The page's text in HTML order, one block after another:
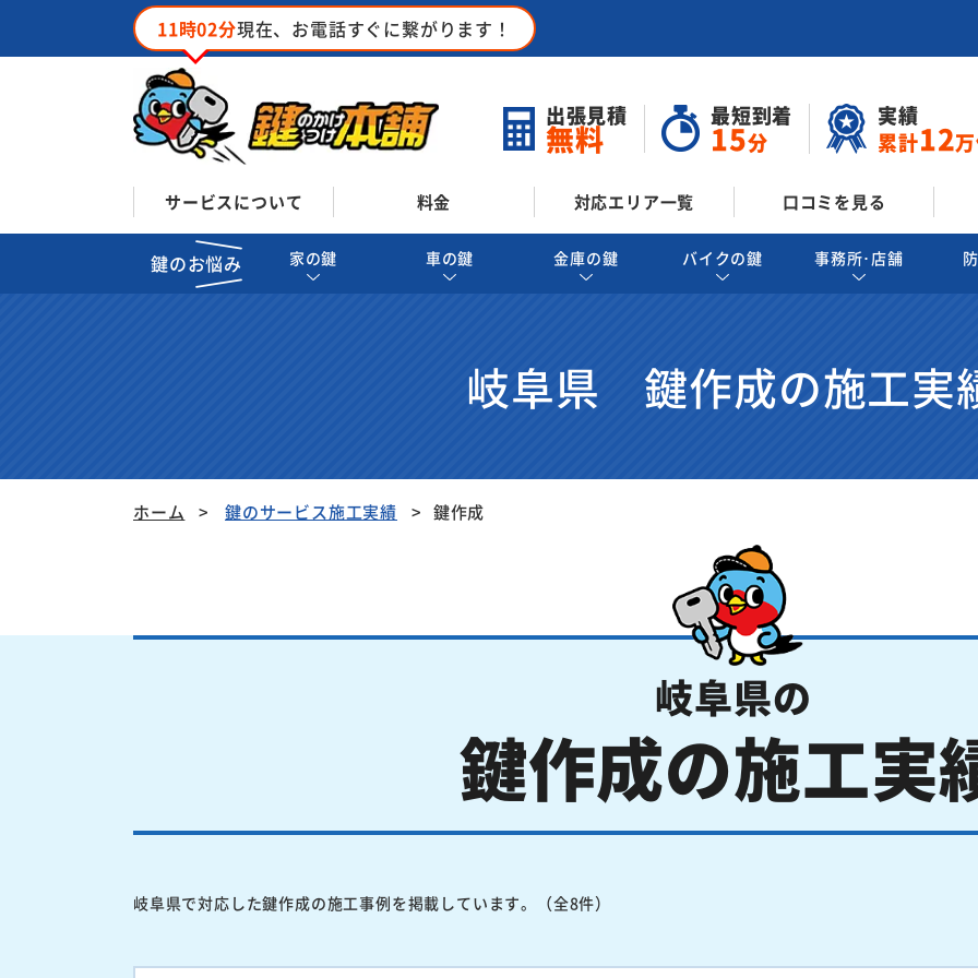
11時02分現在、お電話すぐに繋がります！
出張見積
無料
最短到着
15分
実績
累計12
サービスについて 料金 対応エリア一覧 口コミを見る
鍵のお悩み 家の鍵 車の鍵 金庫の鍵 バイクの鍵 事務所･店舗
岐阜県 鍵作成の施工実
ホーム 鍵のサービス施工実績 鍵作成
岐阜県の
鍵作成の施工実
岐阜県で対応した鍵作成の施工事例を掲載しています。（全8件）